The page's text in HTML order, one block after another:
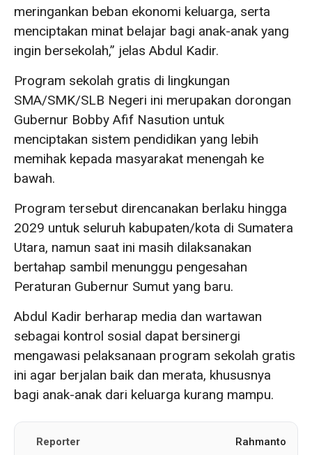
meringankan beban ekonomi keluarga, serta
menciptakan minat belajar bagi anak-anak yang
ingin bersekolah,” jelas Abdul Kadir.
Program sekolah gratis di lingkungan
SMA/SMK/SLB Negeri ini merupakan dorongan
Gubernur Bobby Afif Nasution untuk
menciptakan sistem pendidikan yang lebih
memihak kepada masyarakat menengah ke
bawah.
Program tersebut direncanakan berlaku hingga
2029 untuk seluruh kabupaten/kota di Sumatera
Utara, namun saat ini masih dilaksanakan
bertahap sambil menunggu pengesahan
Peraturan Gubernur Sumut yang baru.
Abdul Kadir berharap media dan wartawan
sebagai kontrol sosial dapat bersinergi
mengawasi pelaksanaan program sekolah gratis
ini agar berjalan baik dan merata, khususnya
bagi anak-anak dari keluarga kurang mampu.
Reporter Rahmanto